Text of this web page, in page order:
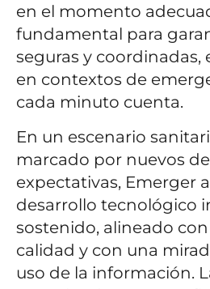
en el momento
fundamental para
seguras y coordinadas,
en contextos de
cada minuto cuenta.
En un escenario
marcado por nuevos
expectativas, Emerger
desarrollo tecnológico
sostenido, alineado
calidad y con una
uso de la información.